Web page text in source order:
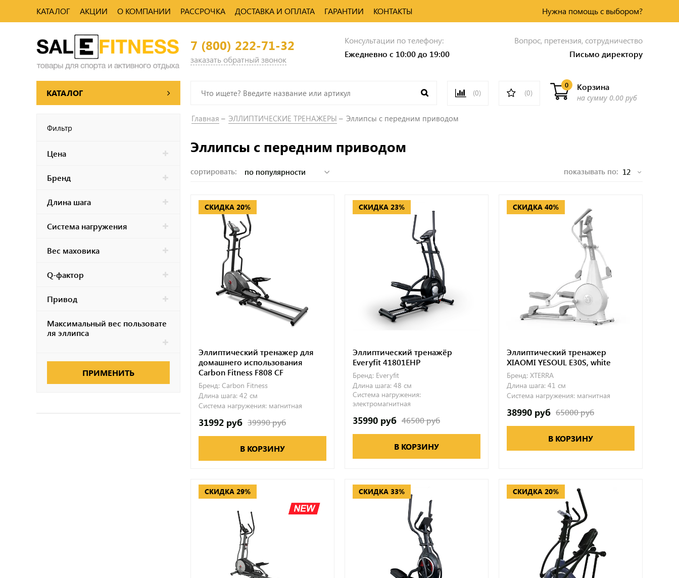
КАТАЛОГ АКЦИИ О КОМПАНИИ РАССРОЧКА ДОСТАВКА И ОПЛАТА ГАРАНТИИ КОНТАКТЫ Нужна помощь с выбором?
7 (800) 222-71-32
заказать обратный звонок
Консультации по телефону:
Ежедневно с 10:00 до 19:00
Вопрос, претензия, сотрудничество
Письмо директору
КАТАЛОГ (0) (0)
Корзина
0
на сумму 0.00 руб
Фильтр
Цена
Бренд
Длина шага
Система нагружения
Вес маховика
Q-фактор
Привод
Максимальный вес пользовате
ля эллипса
ПРИМЕНИТЬ
Главная ЭЛЛИПТИЧЕСКИЕ ТРЕНАЖЕРЫ Эллипсы с передним приводом
Эллипсы с передним приводом
сортировать: показывать по:
СКИДКА 20%
Эллиптический тренажер для
домашнего использования
Carbon Fitness F808 CF
Бренд: Carbon Fitness
Длина шага: 42 см
Система нагружения: магнитная
31992 руб 39990 руб
В КОРЗИНУ
СКИДКА 23%
Эллиптический тренажёр
Everyfit 41801EHP
Бренд: Everyfit
Длина шага: 48 см
Система нагружения:
электромагнитная
35990 руб 46500 руб
В КОРЗИНУ
СКИДКА 40%
Эллиптический тренажер
XIAOMI YESOUL E30S, white
Бренд: XTERRA
Длина шага: 41 см
Система нагружения: магнитная
38990 руб 65000 руб
В КОРЗИНУ
СКИДКА 29% СКИДКА 33% СКИДКА 20%